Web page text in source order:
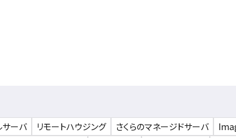
サーバ リモートハウジング さくらのマネージドサーバ